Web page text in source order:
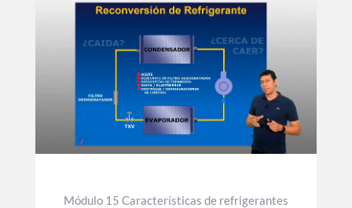
Módulo 15 Características de refrigerantes